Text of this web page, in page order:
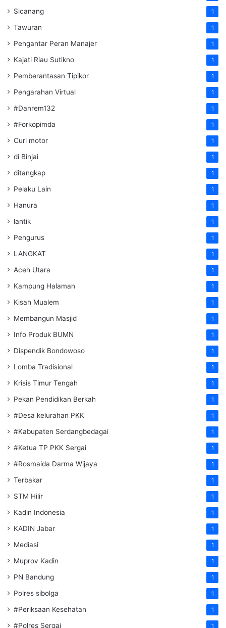
Sicanang 1
Tawuran 1
Pengantar Peran Manajer 1
Kajati Riau Sutikno 1
Pemberantasan Tipikor 1
Pengarahan Virtual 1
#Danrem132 1
#Forkopimda 1
Curi motor 1
di Binjai 1
ditangkap 1
Pelaku Lain 1
Hanura 1
lantik 1
Pengurus 1
LANGKAT 1
Aceh Utara 1
Kampung Halaman 1
Kisah Mualem 1
Membangun Masjid 1
Info Produk BUMN 1
Dispendik Bondowoso 1
Lomba Tradisional 1
Krisis Timur Tengah 1
Pekan Pendidikan Berkah 1
#Desa kelurahan PKK 1
#Kabupaten Serdangbedagai 1
#Ketua TP PKK Sergai 1
#Rosmaida Darma Wijaya 1
Terbakar 1
STM Hilir 1
Kadin Indonesia 1
KADIN Jabar 1
Mediasi 1
Muprov Kadin 1
PN Bandung 1
Polres sibolga 1
#Periksaan Kesehatan 1
#Polres Sergai 1